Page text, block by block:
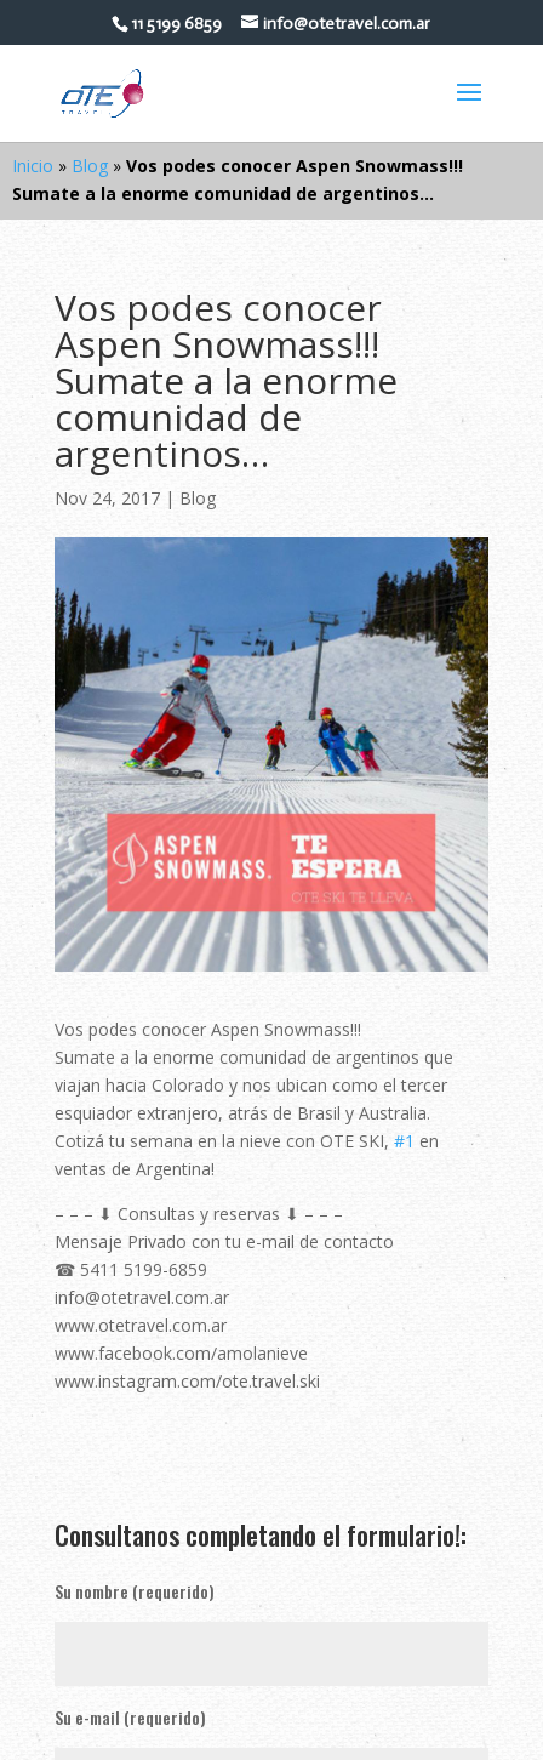
11 5199 6859 info@otetravel.com.ar
Inicio » Blog » Vos podes conocer Aspen Snowmass!!!⠀⠀
Sumate a la enorme comunidad de argentinos…
Vos podes conocer
Aspen Snowmass!!!⠀⠀
Sumate a la enorme
comunidad de
argentinos…
Nov 24, 2017| Blog
Vos podes conocer Aspen Snowmass!!!⠀⠀
Sumate a la enorme comunidad de argentinos que
viajan hacia Colorado y nos ubican como el tercer
esquiador extranjero, atrás de Brasil y Australia. ⠀⠀
Cotizá tu semana en la nieve con OTE SKI, #1 en
ventas de Argentina!⠀⠀
– – – ⬇ Consultas y reservas ⬇ – – – ⠀⠀⠀⠀
Mensaje Privado con tu e-mail de contacto⠀⠀⠀⠀
☎ 5411 5199-6859⠀⠀⠀
info@otetravel.com.ar⠀⠀⠀⠀
www.otetravel.com.ar⠀⠀⠀⠀
www.facebook.com/amolanieve ⠀⠀⠀⠀
www.instagram.com/ote.travel.ski⠀⠀
Consultanos completando el formulario!:
Su nombre (requerido)
Su e-mail (requerido)